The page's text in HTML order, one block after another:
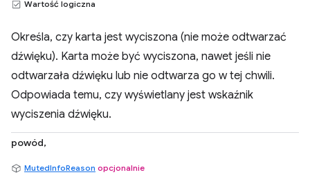
Wartość logiczna
Określa, czy karta jest wyciszona (nie może odtwarzać
dźwięku). Karta może być wyciszona, nawet jeśli nie
odtwarzała dźwięku lub nie odtwarza go w tej chwili.
Odpowiada temu, czy wyświetlany jest wskaźnik
wyciszenia dźwięku.
powód,
MutedInfoReason opcjonalnie